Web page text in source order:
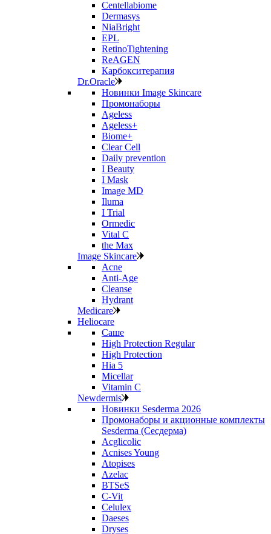
Centellabiome
Dermasys
NiaBright
EPL
RetinoTightening
ReAGEN
Карбокситерапия
Dr.Oracle
Новинки Image Skincare
Промонаборы
Ageless
Ageless+
Biome+
Clear Cell
Daily prevention
I Beauty
I Mask
Image MD
Iluma
I Trial
Ormedic
Vital C
the Max
Image Skincare
Acne
Anti‑Age
Cleanse
Hydrant
Medicare
Heliocare
Саше
High Protection Regular
High Protection
Hia 5
Micellar
Vitamin C
Newdermis
Новинки Sesderma 2026
Промонаборы и акционные комплекты
Sesderma (Сесдерма)
Acglicolic
Acnises Young
Atopises
Azelac
BTSeS
C‑Vit
Celulex
Daeses
Dryses